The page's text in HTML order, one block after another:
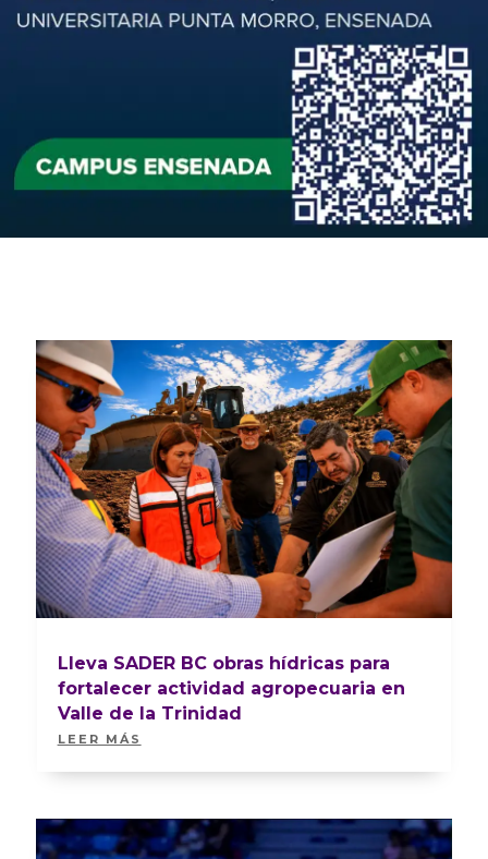
Lleva SADER BC obras hídricas para
fortalecer actividad agropecuaria en
Valle de la Trinidad
LEER MÁS